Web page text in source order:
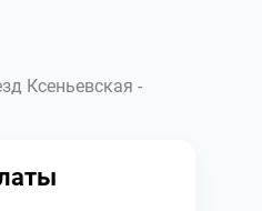
Ксеньевская -